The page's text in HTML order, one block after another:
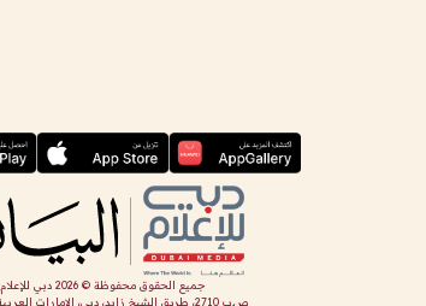
جميع الحقوق محفوظة ©2026 دبي للإعلام
ص.ب 2710، طريق الشيخ زايد، دبي، الإمارات العربية المتحدة